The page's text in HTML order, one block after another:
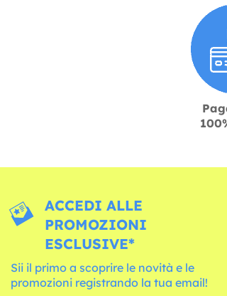
ACCEDI ALLE
PROMOZIONI
ESCLUSIVE*
Sii il primo a scoprire le novità e le
promozioni registrando la tua email!